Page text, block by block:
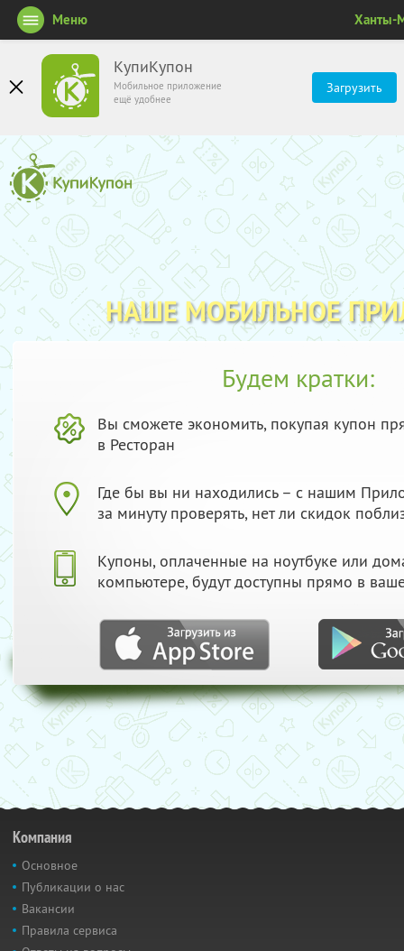
КупиКупон
Мобильное приложение
ещё удобнее
Загрузить
Меню Ханты-
НАШЕ МОБИЛЬНОЕ
Будем кратки:
Вы сможете экономить, покупая купон
в Ресторан
Где бы вы ни находились – с нашим
за минуту проверять, нет ли скидок
Купоны, оплаченные на ноутбуке или
компьютере, будут доступны прямо в
Компания
Основное
Публикации о нас
Вакансии
Правила сервиса